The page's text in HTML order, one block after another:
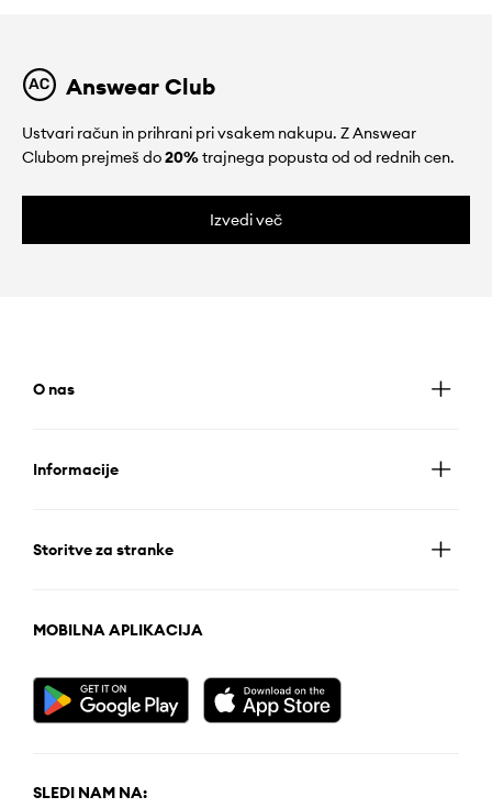
Answear Club
Ustvari račun in prihrani pri vsakem nakupu. Z Answear
Clubom prejmeš do20%trajnega popusta od od rednih cen.
Izvedi več
O nas
Informacije
Storitve za stranke
MOBILNA APLIKACIJA
SLEDI NAM NA: